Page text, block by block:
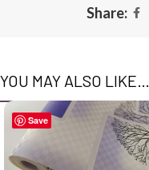
Share:
YOU MAY ALSO LIKE…
Save